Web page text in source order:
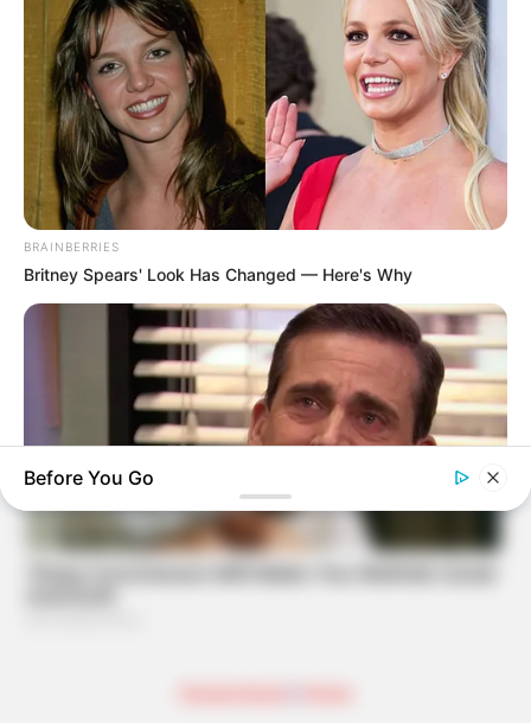
BRAINBERRIES
Britney Spears' Look Has Changed — Here's Why
Before You Go